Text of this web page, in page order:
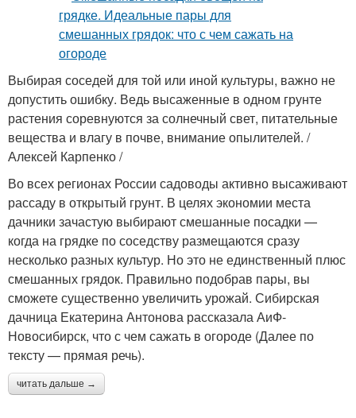
Выбирая соседей для той или иной культуры, важно не
допустить ошибку. Ведь высаженные в одном грунте
растения соревнуются за солнечный свет, питательные
вещества и влагу в почве, внимание опылителей. /
Алексей Карпенко /
Во всех регионах России садоводы активно высаживают
рассаду в открытый грунт. В целях экономии места
дачники зачастую выбирают смешанные посадки —
когда на грядке по соседству размещаются сразу
несколько разных культур. Но это не единственный плюс
смешанных грядок. Правильно подобрав пары, вы
сможете существенно увеличить урожай. Сибирская
дачница Екатерина Антонова рассказала АиФ-
Новосибирск, что с чем сажать в огороде (Далее по
тексту — прямая речь).
читать дальше →